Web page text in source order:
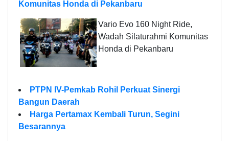
Komunitas Honda di Pekanbaru
Vario Evo 160 Night Ride,
Wadah Silaturahmi Komunitas
Honda di Pekanbaru
PTPN IV-Pemkab Rohil Perkuat Sinergi
Bangun Daerah
Harga Pertamax Kembali Turun, Segini
Besarannya